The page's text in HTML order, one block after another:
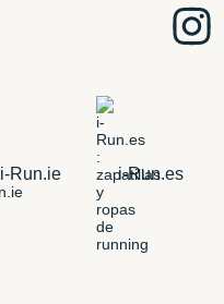
i-Run.ie i-Run.es